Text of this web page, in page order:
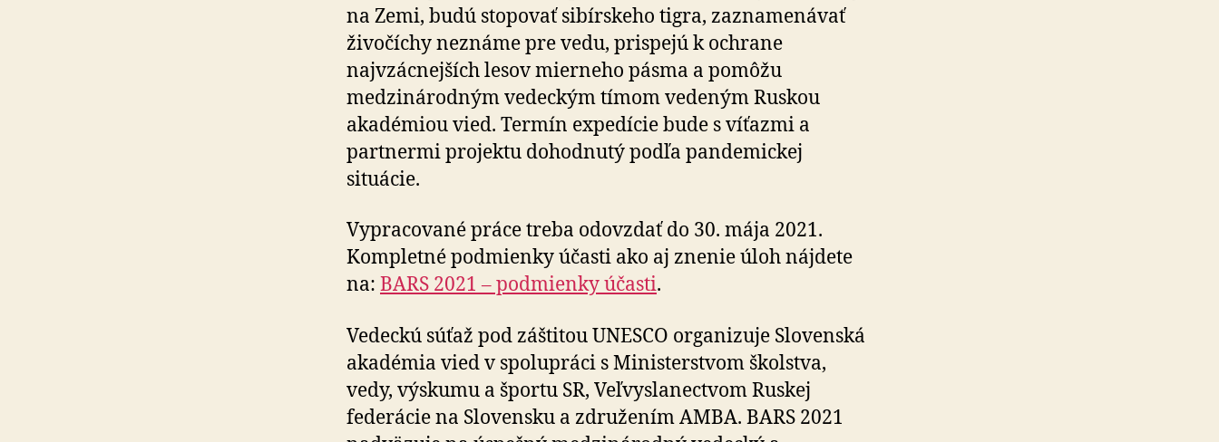
na Zemi, budú stopovať sibírskeho tigra, zaznamenávať
živočíchy neznáme pre vedu, prispejú k ochrane
najvzácnejších lesov mierneho pásma a pomôžu
medzinárodným vedeckým tímom vedeným Ruskou
akadémiou vied. Termín expedície bude s víťazmi a
partnermi projektu dohodnutý podľa pandemickej
situácie.
Vypracované práce treba odovzdať do 30. mája 2021.
Kompletné podmienky účasti ako aj znenie úloh nájdete
na: BARS 2021 – podmienky účasti.
Vedeckú súťaž pod záštitou UNESCO organizuje Slovenská
akadémia vied v spolupráci s Ministerstvom školstva,
vedy, výskumu a športu SR, Veľvyslanectvom Ruskej
federácie na Slovensku a združením AMBA. BARS 2021